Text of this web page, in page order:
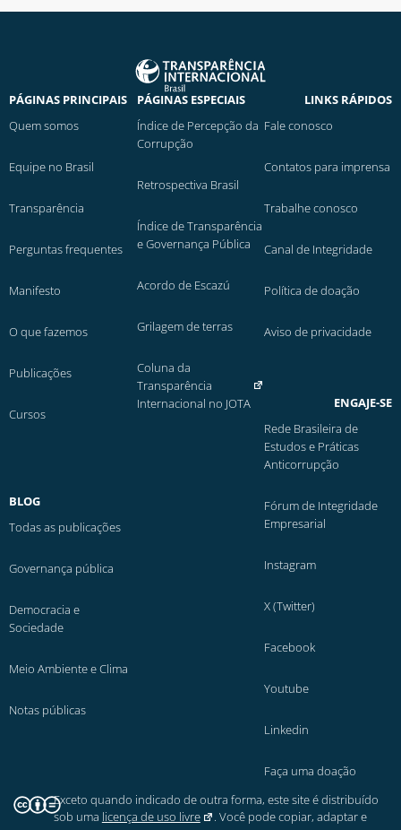
PÁGINAS PRINCIPAIS
Quem somos
Equipe no Brasil
Transparência
Perguntas frequentes
Manifesto
O que fazemos
Publicações
Cursos
BLOG
Todas as publicações
Governança pública
Democracia e
Sociedade
Meio Ambiente e Clima
Notas públicas
PÁGINAS ESPECIAIS
Índice de Percepção da
Corrupção
Retrospectiva Brasil
Índice de Transparência
e Governança Pública
Acordo de Escazú
Grilagem de terras
Coluna da
Transparência
Internacional no JOTA
LINKS RÁPIDOS
Fale conosco
Contatos para imprensa
Trabalhe conosco
Canal de Integridade
Política de doação
Aviso de privacidade
ENGAJE-SE
Rede Brasileira de
Estudos e Práticas
Anticorrupção
Fórum de Integridade
Empresarial
Instagram
X (Twitter)
Facebook
Youtube
Linkedin
Faça uma doação
Exceto quando indicado de outra forma, este site é distribuído
sob uma licença de uso livre
. Você pode copiar, adaptar e